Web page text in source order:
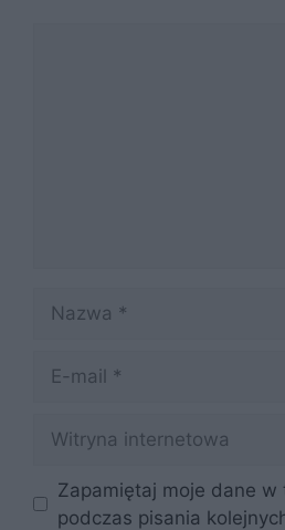
mail
internetowa
Zapamiętaj moje dane w
podczas pisania